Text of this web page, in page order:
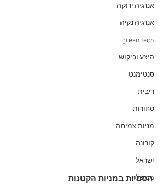
אנרגיה ירוקה
אנרגיה נקיה
green tech
היצע וביקוש
סנטימנט
ריבית
סחורות
מניות צמיחה
קורונה
ישראל
ממשלה
הסטיות במניות הקטנות